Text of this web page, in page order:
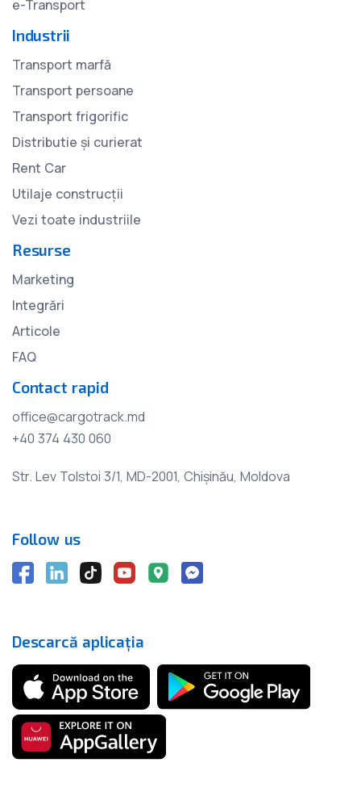
e-Transport
Industrii
Transport marfă
Transport persoane
Transport frigorific
Distributie și curierat
Rent Car
Utilaje construcții
Vezi toate industriile
Resurse
Marketing
Integrări
Articole
FAQ
Contact rapid
office@cargotrack.md
+40 374 430 060
Str. Lev Tolstoi 3/1, MD-2001, Chișinău, Moldova
Follow us
Descarcă aplicația